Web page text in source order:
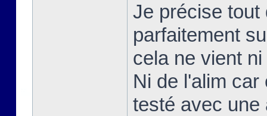
Je précise tout
parfaitement
cela ne vient
Ni de l'alim
testé avec une